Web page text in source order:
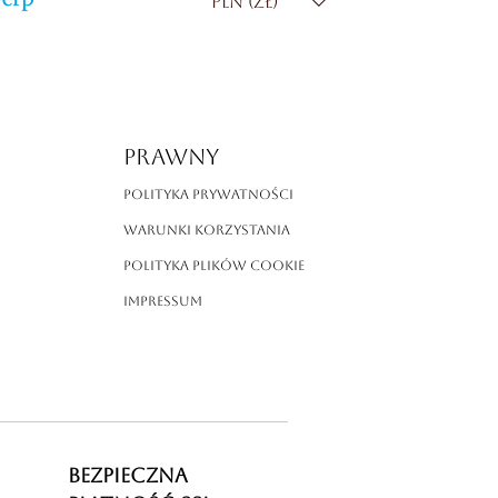
PRAWNY
Polityka prywatności
Warunki korzystania
Polityka plików cookie
Impressum
BEZPIECZNA